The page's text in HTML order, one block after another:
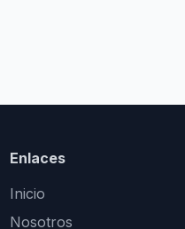
Enlaces
Inicio
Nosotros